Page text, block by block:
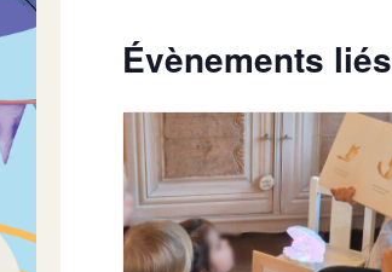
Évènements liés